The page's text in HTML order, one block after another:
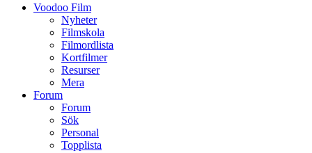
Voodoo Film
Nyheter
Filmskola
Filmordlista
Kortfilmer
Resurser
Mera
Forum
Forum
Sök
Personal
Topplista